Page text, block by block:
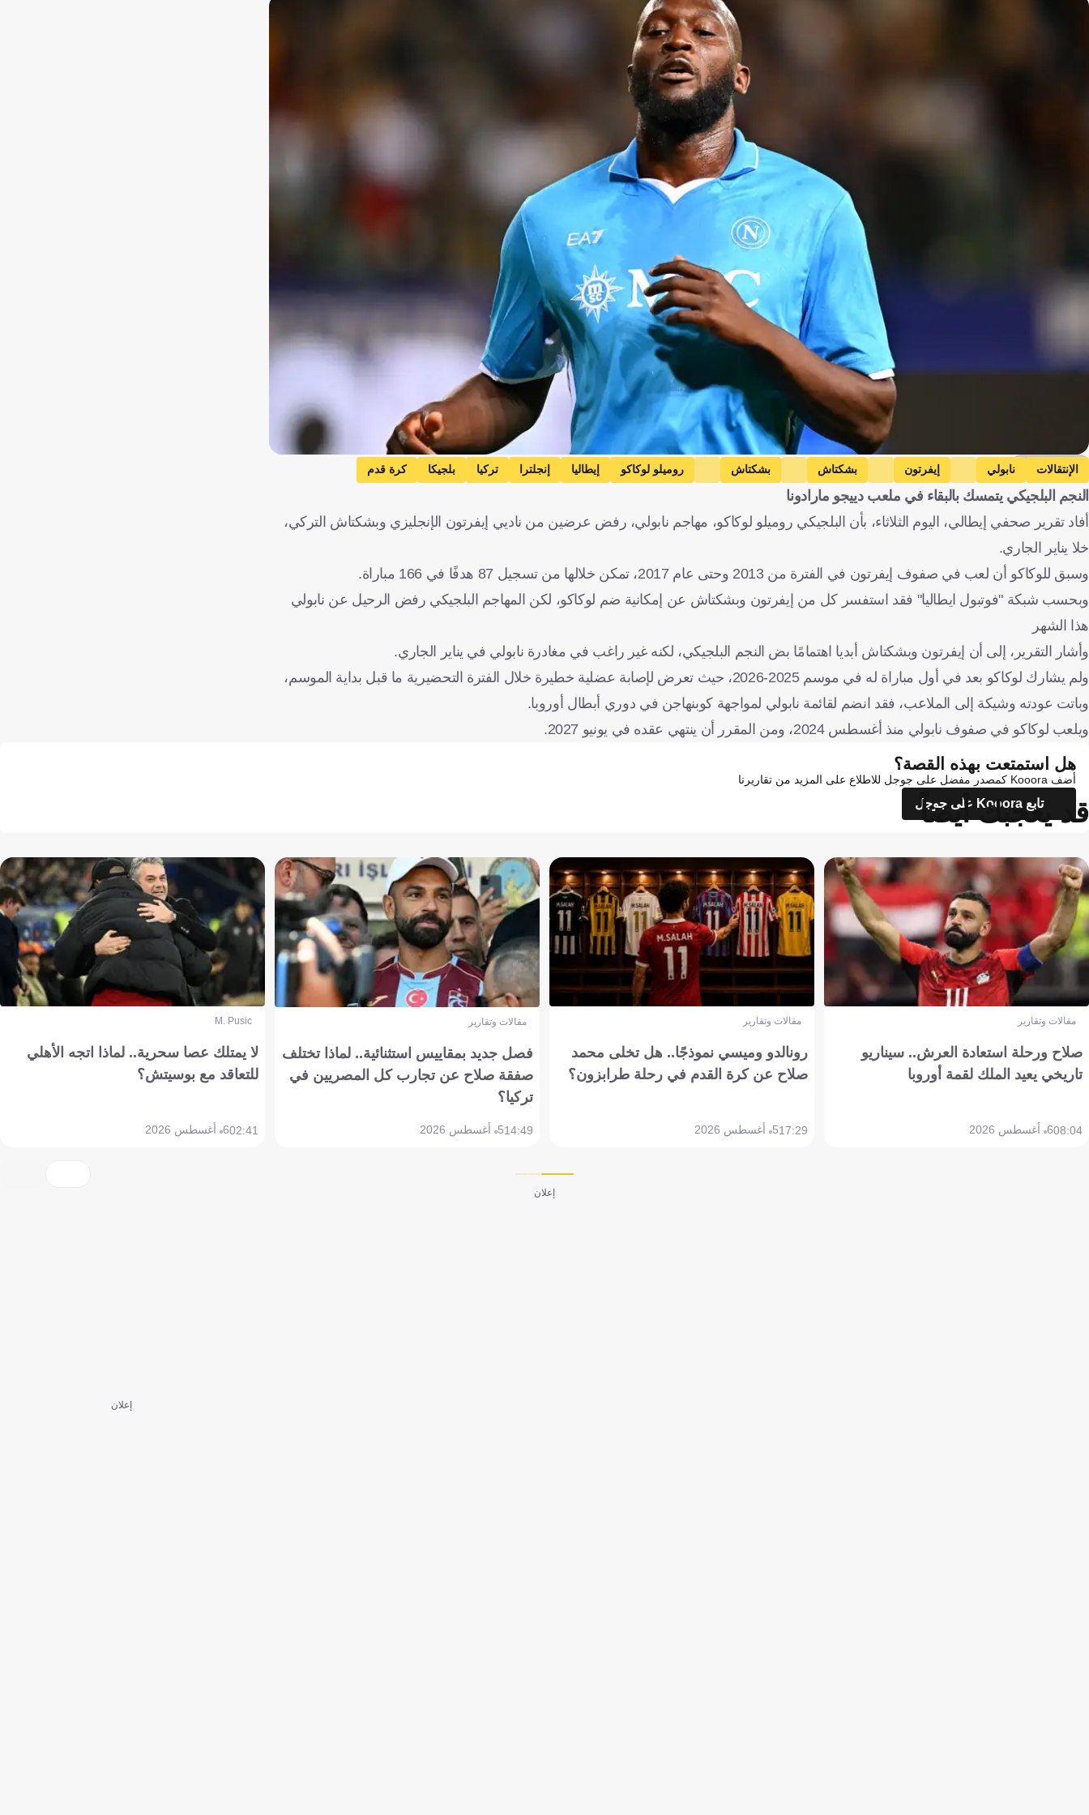
Getty Images
الإنتقالات نابولي إيفرتون بشكتاش بشكتاش روميلو لوكاكو إيطاليا إنجلترا تركيا بلجيكا كرة قدم
النجم البلجيكي يتمسك بالبقاء في ملعب دييجو مارادونا
أفاد تقرير صحفي إيطالي، اليوم الثلاثاء، بأن البلجيكي روميلو لوكاكو، مهاجم نابولي، رفض عرضين من ناديي إيفرتون الإنجليزي وبشكتاش التركي،
خلا يناير الجاري.
وسبق للوكاكو أن لعب في صفوف إيفرتون في الفترة من 2013 وحتى عام 2017، تمكن خلالها من تسجيل 87 هدفًا في 166 مباراة.
وبحسب شبكة "فوتبول ايطاليا" فقد استفسر كل من إيفرتون وبشكتاش عن إمكانية ضم لوكاكو، لكن المهاجم البلجيكي رفض الرحيل عن نابولي
هذا الشهر
وأشار التقرير، إلى أن إيفرتون وبشكتاش أبديا اهتمامًا بض النجم البلجيكي، لكنه غير راغب في مغادرة نابولي في يناير الجاري.
ولم يشارك لوكاكو بعد في أول مباراة له في موسم 2025-2026، حيث تعرض لإصابة عضلية خطيرة خلال الفترة التحضيرية ما قبل بداية الموسم،
وباتت عودته وشيكة إلى الملاعب، فقد انضم لقائمة نابولي لمواجهة كوبنهاجن في دوري أبطال أوروبا.
ويلعب لوكاكو في صفوف نابولي منذ أغسطس 2024، ومن المقرر أن ينتهي عقده في يونيو 2027.
هل استمتعت بهذه القصة؟
أضف Kooora كمصدر مفضل على جوجل للاطلاع على المزيد من تقاريرنا
تابع Kooora على جوجل
قد يعجبك أيضاً
مقالات وتقارير
صلاح ورحلة استعادة العرش.. سيناريو
تاريخي يعيد الملك لقمة أوروبا
08:046 أغسطس 2026
مقالات وتقارير
رونالدو وميسي نموذجًا.. هل تخلى محمد
صلاح عن كرة القدم في رحلة طرابزون؟
17:295 أغسطس 2026
مقالات وتقارير
فصل جديد بمقاييس استثنائية.. لماذا تختلف
صفقة صلاح عن تجارب كل المصريين في
تركيا؟
14:495 أغسطس 2026
M. Pusic
لا يمتلك عصا سحرية.. لماذا اتجه الأهلي
للتعاقد مع بوسيتش؟
02:416 أغسطس 2026
إعلان
إعلان